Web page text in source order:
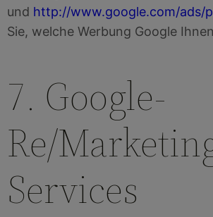
und http://www.google.com/ads/
Sie, welche Werbung Google
7. Google-
Re/
Services